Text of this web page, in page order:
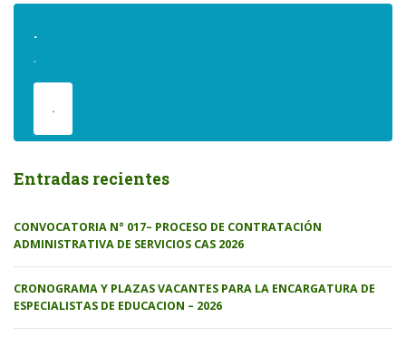
.
.
.
Entradas recientes
CONVOCATORIA N° 017– PROCESO DE CONTRATACIÓN
ADMINISTRATIVA DE SERVICIOS CAS 2026
CRONOGRAMA Y PLAZAS VACANTES PARA LA ENCARGATURA DE
ESPECIALISTAS DE EDUCACION – 2026